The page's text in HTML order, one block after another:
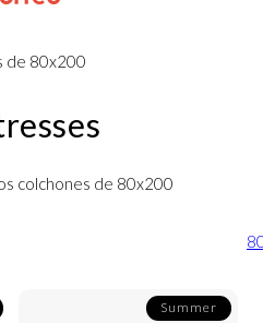
de 80x200
colchones de 80x200
Summer